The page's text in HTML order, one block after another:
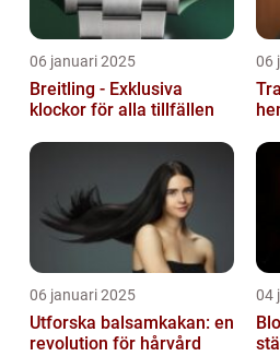
06 januari 2025
Breitling - Exklusiva
klockor för alla tillfällen
06
06 januari 2025
Utforska balsamkakan: en
revolution för hårvård
04